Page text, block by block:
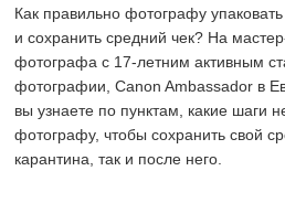
Как правильно фотографу
и сохранить средний чек? На
фотографа с 17-летним активным
фотографии, Canon Ambassador в
вы узнаете по пунктам, какие шаги
фотографу, чтобы сохранить свой
карантина, так и после него.